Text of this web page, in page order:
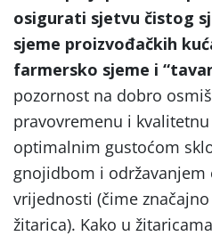
osigurati sjetvu čistog
sjeme proizvođačkih
farmersko sjeme i
pozornost na dobro
pravovremenu i
optimalnim gustoćom
gnojidbom i održavanjem
vrijednosti (čime
žitarica). Kako u